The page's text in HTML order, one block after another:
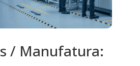
/ Manufatura: